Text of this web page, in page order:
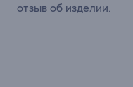
отзыв об изделии.